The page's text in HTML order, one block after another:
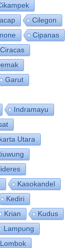
Cilegon
Cipanas
Ciracas
Garut
Indramayu
Utara
Kasokandel
Kediri
Krian
Kudus
Lampung
Lombok